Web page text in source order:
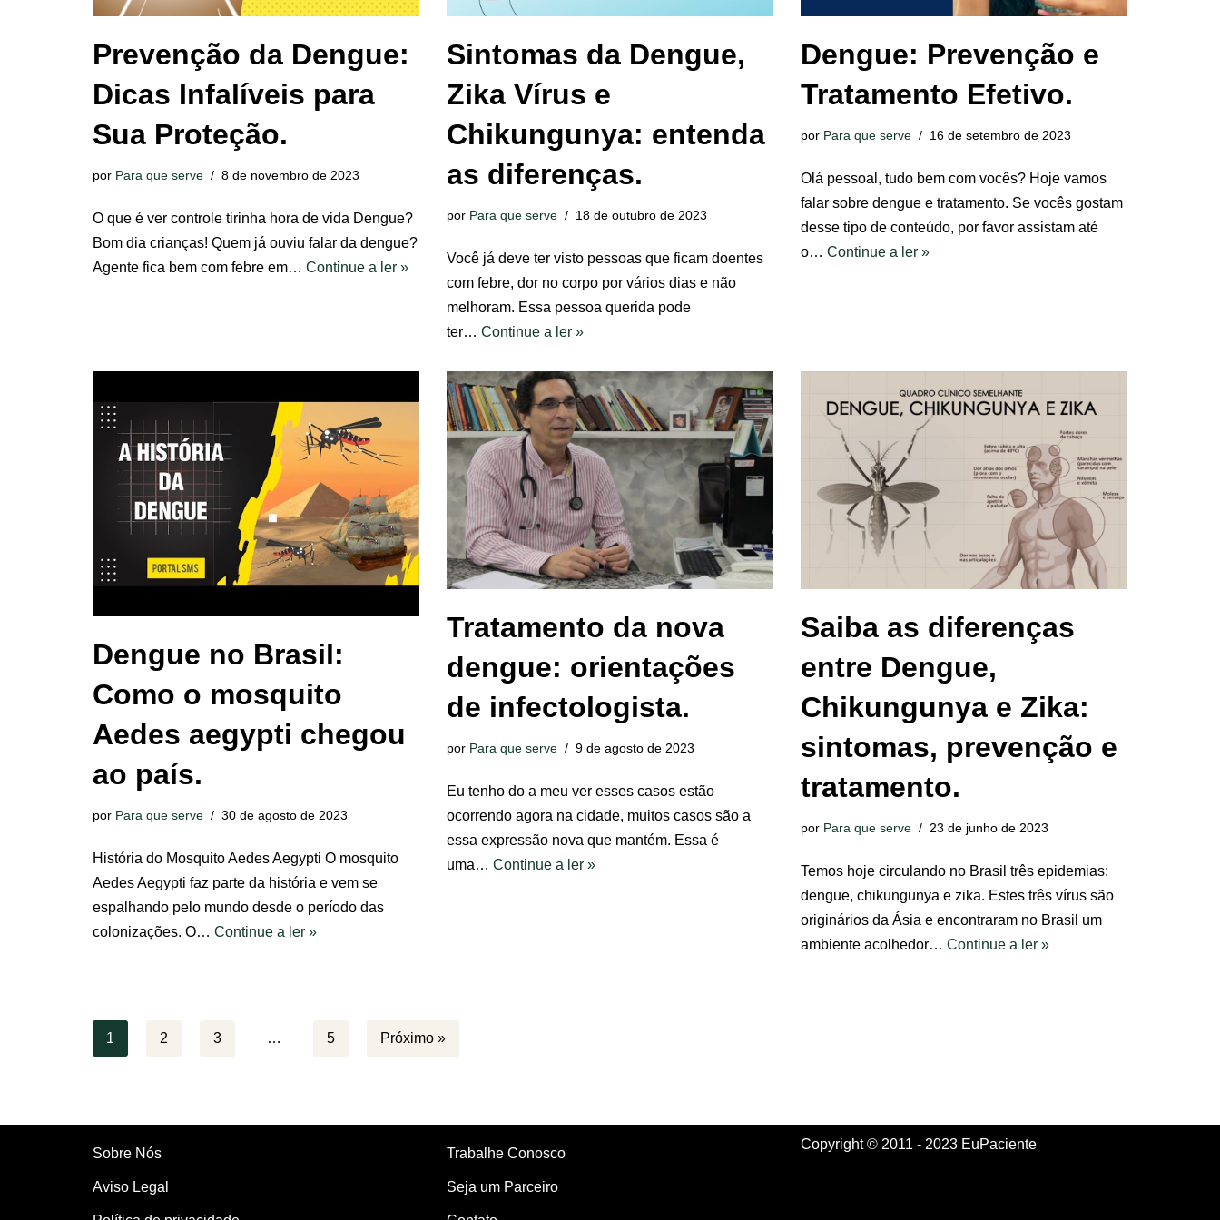
Prevenção da Dengue:
Dicas Infalíveis para
Sua Proteção.
por Para que serve 8 de novembro de 2023
O que é ver controle tirinha hora de vida Dengue?
Bom dia crianças! Quem já ouviu falar da dengue?
Agente fica bem com febre em… Continue a ler »
Sintomas da Dengue,
Zika Vírus e
Chikungunya: entenda
as diferenças.
por Para que serve 18 de outubro de 2023
Você já deve ter visto pessoas que ficam doentes
com febre, dor no corpo por vários dias e não
melhoram. Essa pessoa querida pode
ter… Continue a ler »
Dengue: Prevenção e
Tratamento Efetivo.
por Para que serve 16 de setembro de 2023
Olá pessoal, tudo bem com vocês? Hoje vamos
falar sobre dengue e tratamento. Se vocês gostam
desse tipo de conteúdo, por favor assistam até
o… Continue a ler »
Dengue no Brasil:
Como o mosquito
Aedes aegypti chegou
ao país.
por Para que serve 30 de agosto de 2023
História do Mosquito Aedes Aegypti O mosquito
Aedes Aegypti faz parte da história e vem se
espalhando pelo mundo desde o período das
colonizações. O… Continue a ler »
Tratamento da nova
dengue: orientações
de infectologista.
por Para que serve 9 de agosto de 2023
Eu tenho do a meu ver esses casos estão
ocorrendo agora na cidade, muitos casos são a
essa expressão nova que mantém. Essa é
uma… Continue a ler »
Saiba as diferenças
entre Dengue,
Chikungunya e Zika:
sintomas, prevenção e
tratamento.
por Para que serve 23 de junho de 2023
Temos hoje circulando no Brasil três epidemias:
dengue, chikungunya e zika. Estes três vírus são
originários da Ásia e encontraram no Brasil um
ambiente acolhedor… Continue a ler »
1 2 3 … 5 Próximo »
Sobre Nós
Aviso Legal
Trabalhe Conosco
Seja um Parceiro
Copyright © 2011 - 2023 EuPaciente